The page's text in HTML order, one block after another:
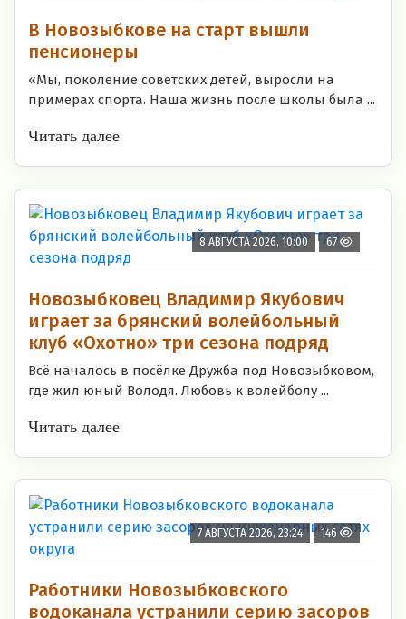
В Новозыбкове на старт вышли
пенсионеры
«Мы, поколение советских детей, выросли на
примерах спорта. Наша жизнь после школы была ...
Читать далее
8 АВГУСТА 2026, 10:00 67
Новозыбковец Владимир Якубович
играет за брянский волейбольный
клуб «Охотно» три сезона подряд
Всё началось в посёлке Дружба под Новозыбковом,
где жил юный Володя. Любовь к волейболу ...
Читать далее
7 АВГУСТА 2026, 23:24 146
Работники Новозыбковского
водоканала устранили серию засоров